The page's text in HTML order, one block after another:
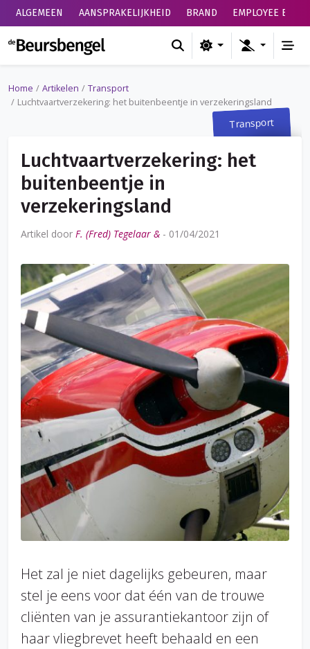
ALGEMEEN AANSPRAKELIJKHEID BRAND EMPLOYEE
de Beursbengel
Home Artikelen
Transport
Luchtvaartverzekering: het buitenbeentje in verzekeringsland
Transport
Luchtvaartverzekering: het
buitenbeentje in
verzekeringsland
Artikel door F. (Fred) Tegelaar & - 01/04/2021
Het zal je niet dagelijks gebeuren, maar
stel je eens voor dat één van de trouwe
cliënten van je assurantiekantoor zijn of
haar vliegbrevet heeft behaald en een